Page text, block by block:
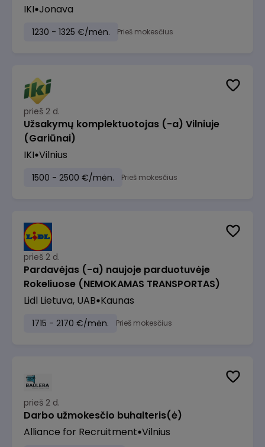
IKI Jonava
1230 - 1325 €/mėn. Prieš mokesčius
prieš 2 d.
Užsakymų komplektuotojas (-a) Vilniuje
(Gariūnai)
IKI Vilnius
1500 - 2500 €/mėn. Prieš mokesčius
prieš 2 d.
Pardavėjas (-a) naujoje parduotuvėje
Rokeliuose (NEMOKAMAS TRANSPORTAS)
Lidl Lietuva, UAB Kaunas
1715 - 2170 €/mėn. Prieš mokesčius
prieš 2 d.
Darbo užmokesčio buhalteris(ė)
Alliance for Recruitment Vilnius